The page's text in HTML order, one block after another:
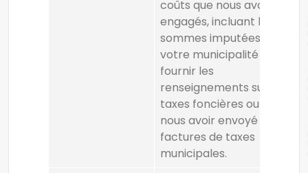
coûts que nous avons
engagés, incluant les
sommes imputées par
votre municipalité pour
fournir les
renseignements sur vos
taxes foncières ou pour
nous avoir envoyé vos
factures de taxes
municipales.